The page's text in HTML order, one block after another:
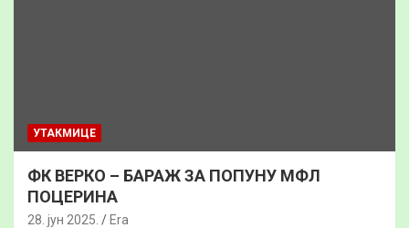
УТАКМИЦЕ
ФК ВЕРКО – БАРАЖ ЗА ПОПУНУ МФЛ
ПОЦЕРИНА
28. јун 2025. Era